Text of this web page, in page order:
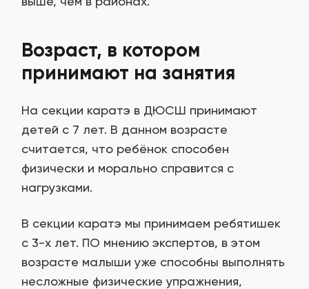
Возраст, в котором
принимают на занятия
На секции каратэ в ДЮСШ принимают
детей с 7 лет. В данном возрасте
считается, что ребёнок способен
физически и морально справится с
нагрузками.
В секции каратэ мы принимаем ребятишек
с 3-х лет. ПО мнению экспертов, в этом
возрасте малыши уже способны выполнять
несложные физические упражнения,